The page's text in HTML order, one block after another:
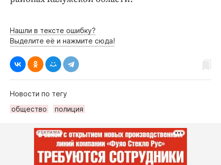
Нашли в тексте ошибку?
Выделите её и нажмите сюда!
Новости по тегу
общество
полиция
РЕКЛАМА